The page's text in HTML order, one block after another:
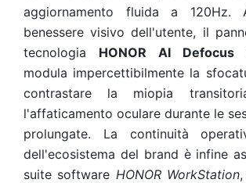
aggiornamento fluida a
benessere visivo dell'utente, il
tecnologia HONOR AI Defocus
modula impercettibilmente la
contrastare la miopia
l'affaticamento oculare durante le
prolungate. La continuità
dell'ecosistema del brand è infine
suite software HONOR WorkStation